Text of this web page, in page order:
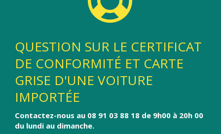
QUESTION SUR LE CERTIFICAT
DE CONFORMITÉ ET CARTE
GRISE D'UNE VOITURE
IMPORTÉE
Contactez-nous au 08 91 03 88 18 de 9h00 à 20h 00
du lundi au dimanche.